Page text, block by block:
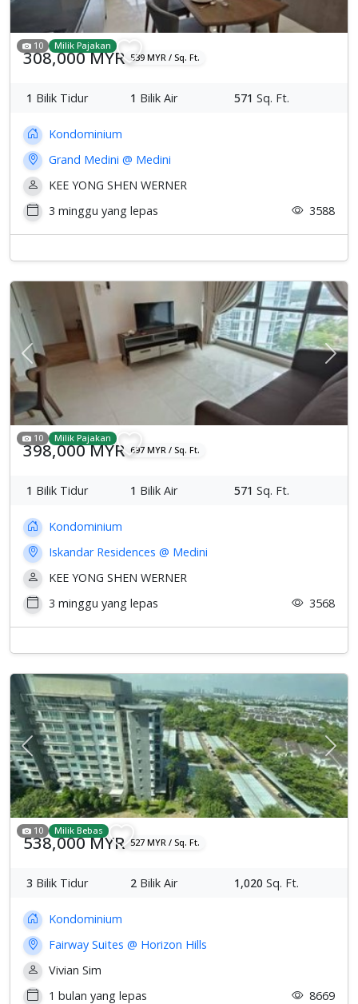
10 Milik Pajakan
308,000 MYR 539 MYR / Sq. Ft.
1 Bilik Tidur 1 Bilik Air 571 Sq. Ft.
Kondominium
Grand Medini @ Medini
KEE YONG SHEN WERNER
3 minggu yang lepas
3588
Previous
10 Milik Pajakan
398,000 MYR 697 MYR / Sq. Ft.
1 Bilik Tidur 1 Bilik Air 571 Sq. Ft.
Kondominium
Iskandar Residences @ Medini
KEE YONG SHEN WERNER
3 minggu yang lepas
3568
Previous
10 Milik Bebas
538,000 MYR 527 MYR / Sq. Ft.
3 Bilik Tidur 2 Bilik Air 1,020 Sq. Ft.
Kondominium
Fairway Suites @ Horizon Hills
Vivian Sim
1 bulan yang lepas
8669